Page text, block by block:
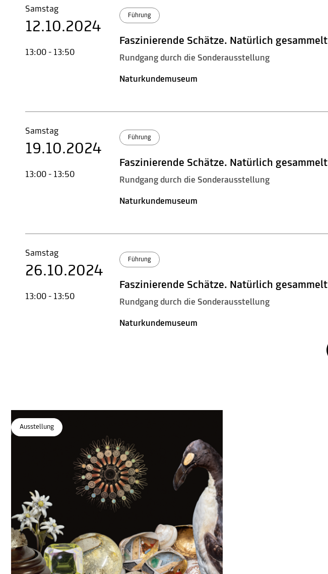
Samstag
12.10.2024
13:00 - 13:50
Führung
Faszinierende Schätze. Natürlich gesammelt
Rundgang durch die Sonderausstellung
Naturkundemuseum
Samstag
19.10.2024
13:00 - 13:50
Führung
Faszinierende Schätze. Natürlich gesammelt
Rundgang durch die Sonderausstellung
Naturkundemuseum
Samstag
26.10.2024
13:00 - 13:50
Führung
Faszinierende Schätze. Natürlich gesammelt
Rundgang durch die Sonderausstellung
Naturkundemuseum
Ausstellung